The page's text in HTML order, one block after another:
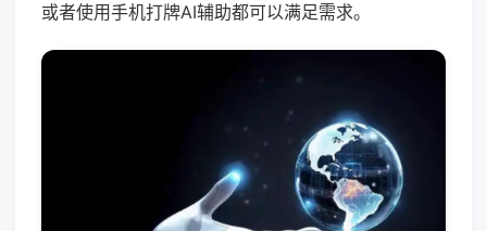
或者使用手机打牌AI辅助都可以满足需求。